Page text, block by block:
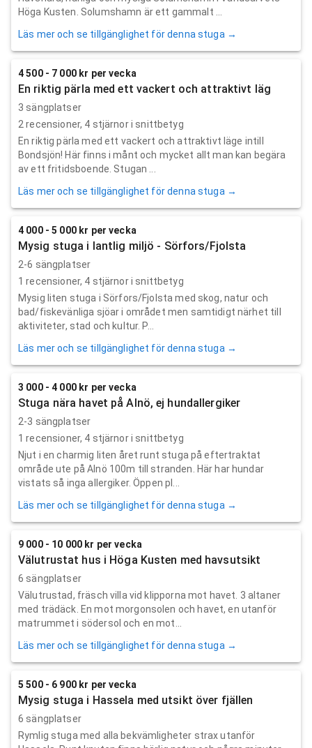
Höga Kusten. Solumshamn är ett gammalt ...
Läs mer och se tillgänglighet för denna stuga →
4 500 - 7 000 kr per vecka
En riktig pärla med ett vackert och attraktivt läg
3 sängplatser
2 recensioner, 4 stjärnor i snittbetyg
En riktig pärla med ett vackert och attraktivt läge intill
Bondsjön! Här finns i månt och mycket allt man kan begära
av ett fritidsboende. Stugan ...
Läs mer och se tillgänglighet för denna stuga →
4 000 - 5 000 kr per vecka
Mysig stuga i lantlig miljö - Sörfors/Fjolsta
2-6 sängplatser
1 recensioner, 4 stjärnor i snittbetyg
Mysig liten stuga i Sörfors/Fjolsta med skog, natur och
bad/fiskevänliga sjöar i området men samtidigt närhet till
aktiviteter, stad och kultur. P...
Läs mer och se tillgänglighet för denna stuga →
3 000 - 4 000 kr per vecka
Stuga nära havet på Alnö, ej hundallergiker
2-3 sängplatser
1 recensioner, 4 stjärnor i snittbetyg
Njut i en charmig liten året runt stuga på eftertraktat
område ute på Alnö 100m till stranden. Här har hundar
vistats så inga allergiker. Öppen pl...
Läs mer och se tillgänglighet för denna stuga →
9 000 - 10 000 kr per vecka
Välutrustat hus i Höga Kusten med havsutsikt
6 sängplatser
Välutrustad, fräsch villa vid klipporna mot havet. 3 altaner
med trädäck. En mot morgonsolen och havet, en utanför
matrummet i södersol och en mot...
Läs mer och se tillgänglighet för denna stuga →
5 500 - 6 900 kr per vecka
Mysig stuga i Hassela med utsikt över fjällen
6 sängplatser
Rymlig stuga med alla bekvämligheter strax utanför